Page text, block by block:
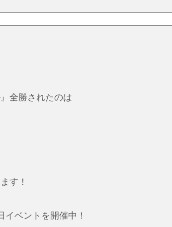
全勝されたのは
す！
イベントを開催中！